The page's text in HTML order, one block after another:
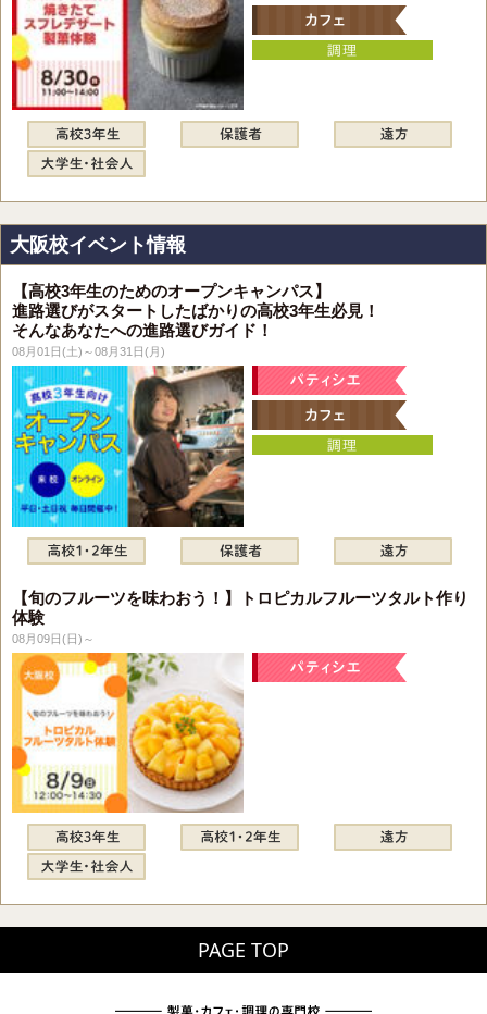
大阪校イベント情報
【高校3年生のためのオープンキャンパス】
進路選びがスタートしたばかりの高校3年生必見！
そんなあなたへの進路選びガイド！
08月01日(土)～08月31日(月)
【旬のフルーツを味わおう！】トロピカルフルーツタルト作り
体験
08月09日(日)～
PAGE TOP